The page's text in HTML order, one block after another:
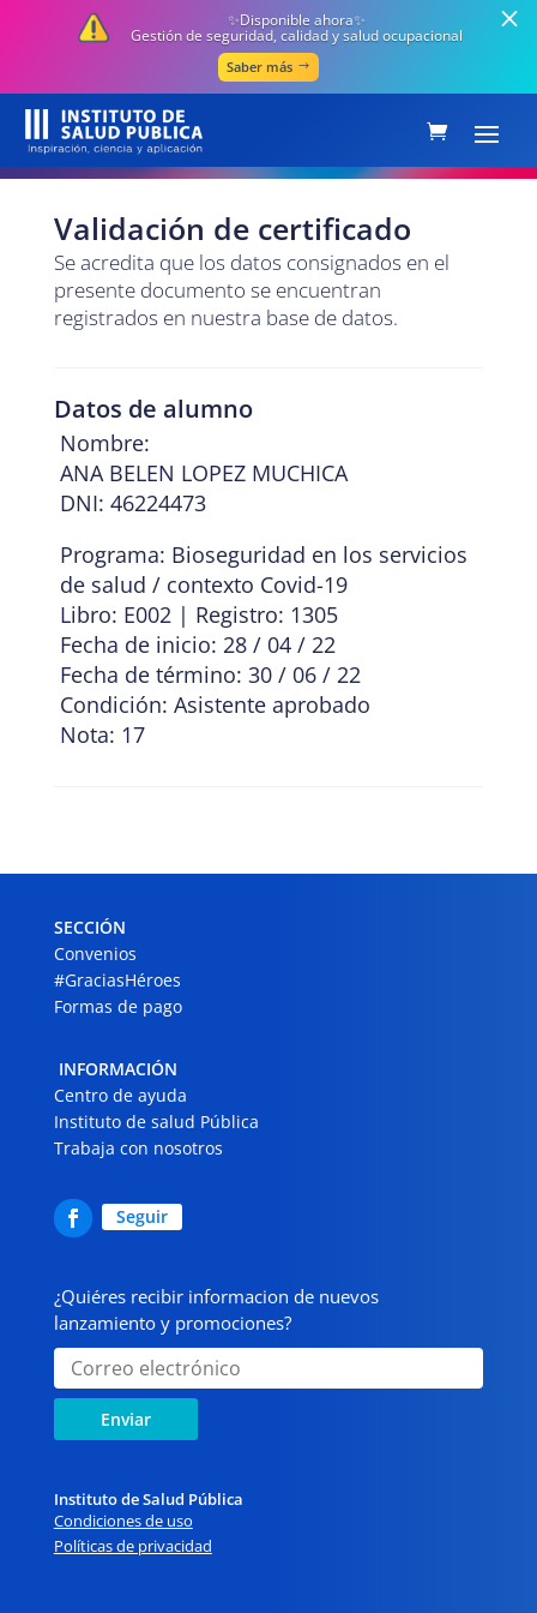
✨Disponible ahora✨
Gestión de seguridad, calidad y salud ocupacional
Saber más
Validación de certificado
Se acredita que los datos consignados en el
presente documento se encuentran
registrados en nuestra base de datos.
Datos de alumno
Nombre:
ANA BELEN LOPEZ MUCHICA
DNI: 46224473
Programa: Bioseguridad en los servicios
de salud / contexto Covid-19
Libro: E002 | Registro: 1305
Fecha de inicio: 28 / 04 / 22
Fecha de término: 30 / 06 / 22
Condición: Asistente aprobado
Nota: 17
SECCIÓN
Convenios
#GraciasHéroes
Formas de pago
INFORMACIÓN
Centro de ayuda
Instituto de salud Pública
Trabaja con nosotros
Seguir
¿Quiéres recibir informacion de nuevos
lanzamiento y promociones?
Enviar
Instituto de Salud Pública
Condiciones de uso
Políticas de privacidad